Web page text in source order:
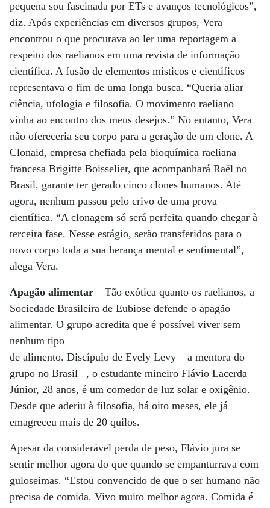
pequena sou fascinada por ETs e avanços tecnológicos”,
diz. Após experiências em diversos grupos, Vera
encontrou o que procurava ao ler uma reportagem a
respeito dos raelianos em uma revista de informação
científica. A fusão de elementos místicos e científicos
representava o fim de uma longa busca. “Queria aliar
ciência, ufologia e filosofia. O movimento raeliano
vinha ao encontro dos meus desejos.” No entanto, Vera
não ofereceria seu corpo para a geração de um clone. A
Clonaid, empresa chefiada pela bioquímica raeliana
francesa Brigitte Boisselier, que acompanhará Raël no
Brasil, garante ter gerado cinco clones humanos. Até
agora, nenhum passou pelo crivo de uma prova
científica. “A clonagem só será perfeita quando chegar à
terceira fase. Nesse estágio, serão transferidos para o
novo corpo toda a sua herança mental e sentimental”,
alega Vera.
Apagão alimentar – Tão exótica quanto os raelianos, a
Sociedade Brasileira de Eubiose defende o apagão
alimentar. O grupo acredita que é possível viver sem
nenhum tipo
de alimento. Discípulo de Evely Levy – a mentora do
grupo no Brasil –, o estudante mineiro Flávio Lacerda
Júnior, 28 anos, é um comedor de luz solar e oxigênio.
Desde que aderiu à filosofia, há oito meses, ele já
emagreceu mais de 20 quilos.
Apesar da considerável perda de peso, Flávio jura se
sentir melhor agora do que quando se empanturrava com
guloseimas. “Estou convencido de que o ser humano não
precisa de comida. Vivo muito melhor agora. Comida é